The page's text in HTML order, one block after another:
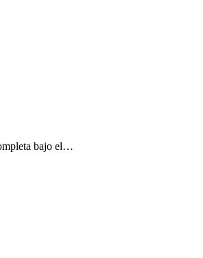
bajo el…